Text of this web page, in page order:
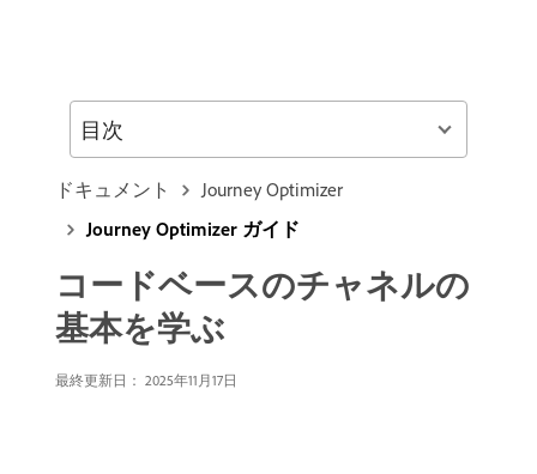
ドキュメント
Journey Optimizer
Journey Optimizer ガイド
コードベースのチャネルの
基本を学ぶ
最終更新日： 2025年11月17日
目次